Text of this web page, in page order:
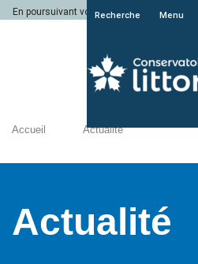
En poursuivant votre navigation sur le
Recherche Menu
Accueil Actualité
Actualité